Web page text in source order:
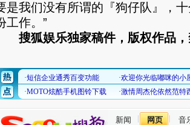
是我们没有所谓的『狗仔队』，
工作。”
搜狐娱乐独家稿件，版权作品
新闻 网页 音